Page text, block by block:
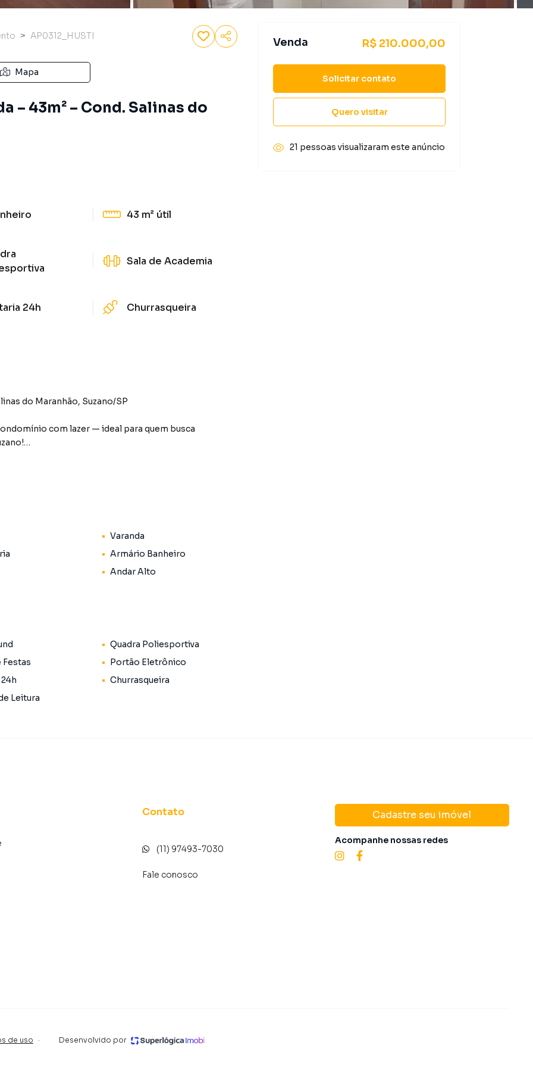
AP0312_HUSTI
Mapa
– 43m² – Cond. Salinas do
43 m² útil
Sala de Academia
24h Churrasqueira
do Maranhão, Suzano/SP
com lazer — ideal para quem busca
lazer e segurança
Varanda
Armário Banheiro
Andar Alto
Quadra Poliesportiva
Festas
Portão Eletrônico
Churrasqueira
Leitura
Venda R$ 210.000,00
Solicitar contato
Quero visitar
21 pessoas visualizaram este anúncio
Contato
(11) 97493-7030
Fale conosco
Cadastre seu imóvel
Acompanhe nossas redes
de uso · Desenvolvido por